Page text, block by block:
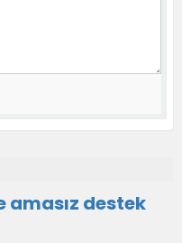
amasız destek